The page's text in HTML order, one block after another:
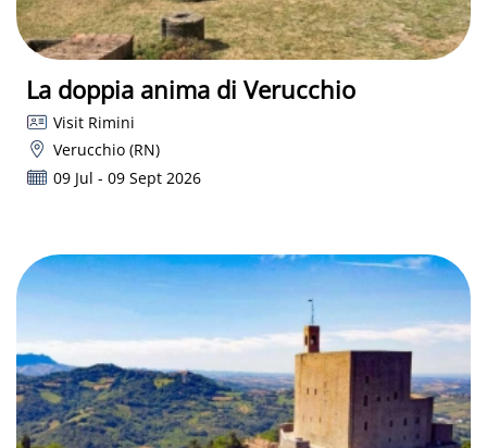
La doppia anima di Verucchio
Visit Rimini
Verucchio (RN)
09 Jul - 09 Sept 2026